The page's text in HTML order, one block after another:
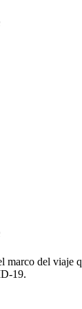
marco del viaje
19.